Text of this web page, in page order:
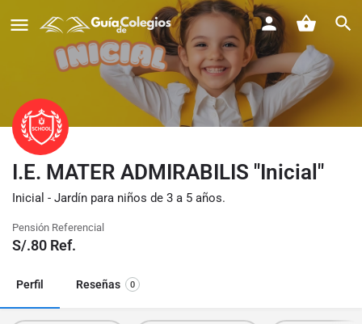
I.E. MATER ADMIRABILIS "Inicial"
Inicial - Jardín para niños de 3 a 5 años.
Pensión Referencial
S/.80 Ref.
Perfil Reseñas 0